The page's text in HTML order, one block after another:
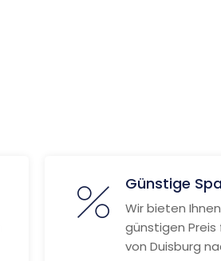
Günstige
Wir bieten
günstigen Preis
von Duisburg